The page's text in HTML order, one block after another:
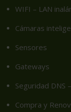
WIFI – LAN
Cámaras
Sensores
Gateways
Seguridad DNS
Compra y